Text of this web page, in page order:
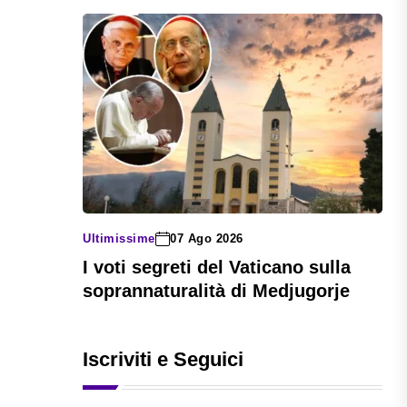
Ultimissime 07 Ago 2026
I voti segreti del Vaticano sulla
soprannaturalità di Medjugorje
Iscriviti e Seguici